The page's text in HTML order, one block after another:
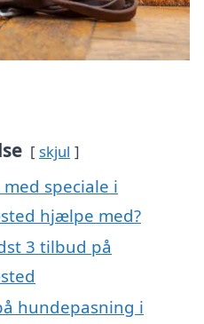
skjul
speciale i
hjælpe med?
3 tilbud på
hundepasning i